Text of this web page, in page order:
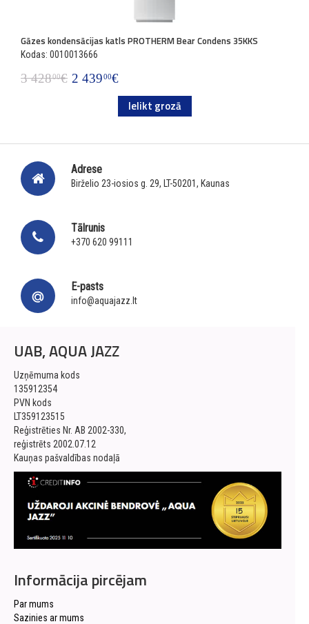
Gāzes kondensācijas katls PROTHERM Bear Condens 35KKS
Kodas: 0010013666
3 42800€ 2 43900€
Ielikt grozā
Adrese
Birželio 23-iosios g. 29, LT-50201, Kaunas
Tālrunis
+370 620 99111
E-pasts
info@aquajazz.lt
UAB, AQUA JAZZ
Uzņēmuma kods
135912354
PVN kods
LT359123515
Reģistrēties Nr. AB 2002-330,
reģistrēts 2002.07.12
Kauņas pašvaldības nodaļā
Informācija pircējam
Par mums
Sazinies ar mums